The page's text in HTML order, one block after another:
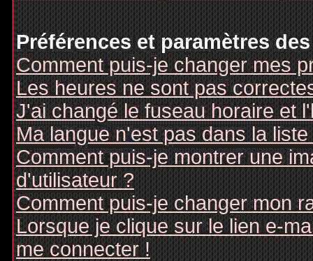
Préférences et paramètres
Comment puis-je changer mes
Les heures ne sont pas
J'ai changé le fuseau horaire et
Ma langue n'est pas dans la liste
Comment puis-je montrer une
d'utilisateur ?
Comment puis-je changer mon
Lorsque je clique sur le lien e-
me connecter !